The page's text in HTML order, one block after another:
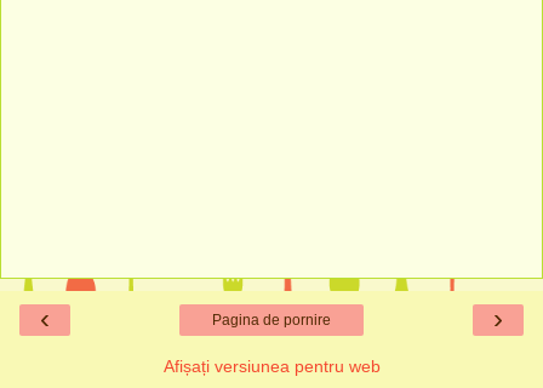
‹ ›
Pagina de pornire
Afișați versiunea pentru web